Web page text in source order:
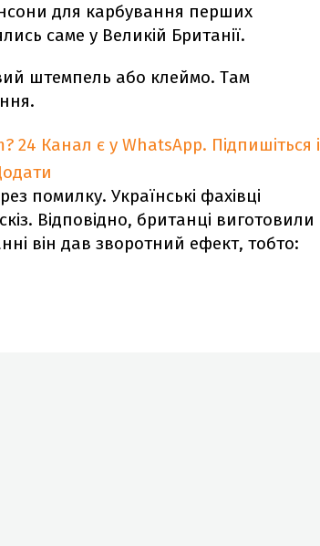
для карбування перших
саме у Великій Британії.
штемпель або клеймо. Там
24 Канал є у WhatsApp. Підпишіться і
помилку. Українські фахівці
Відповідно, британці виготовили
він дав зворотний ефект, тобто: